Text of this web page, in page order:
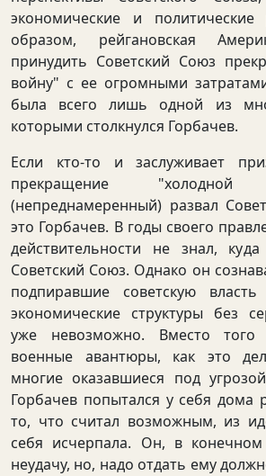
экономические и
образом, рейгановская
принудить Советский Союз
войну" с ее огромными
была всего лишь одной из
которыми столкнулся Горбачев.
Если кто-то и заслуживает
прекращение
(непреднамеренный) развал
это Горбачев. В годы своего
действительности не знал,
Советский Союз. Однако он
подпиравшие советскую
экономические структуры без
уже невозможно. Вместо того
военные авантюры, как это
многие оказавшиеся под
Горбачев попытался у себя дома
то, что считал возможным, из
себя исчерпала. Он, в конечном
неудачу, но, надо отдать ему